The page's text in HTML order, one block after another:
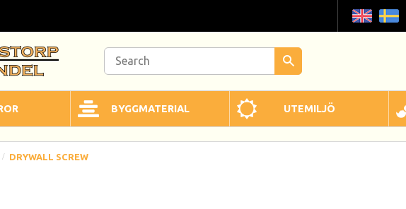
BYGGMATERIAL UTEMILJÖ
DRYWALL SCREW